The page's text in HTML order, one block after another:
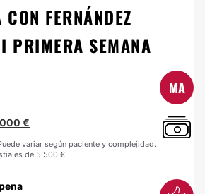
FERNÁNDEZ
PRIMERA SEMANA
MA
€
variar según paciente y complejidad.
es de 5.500 €.